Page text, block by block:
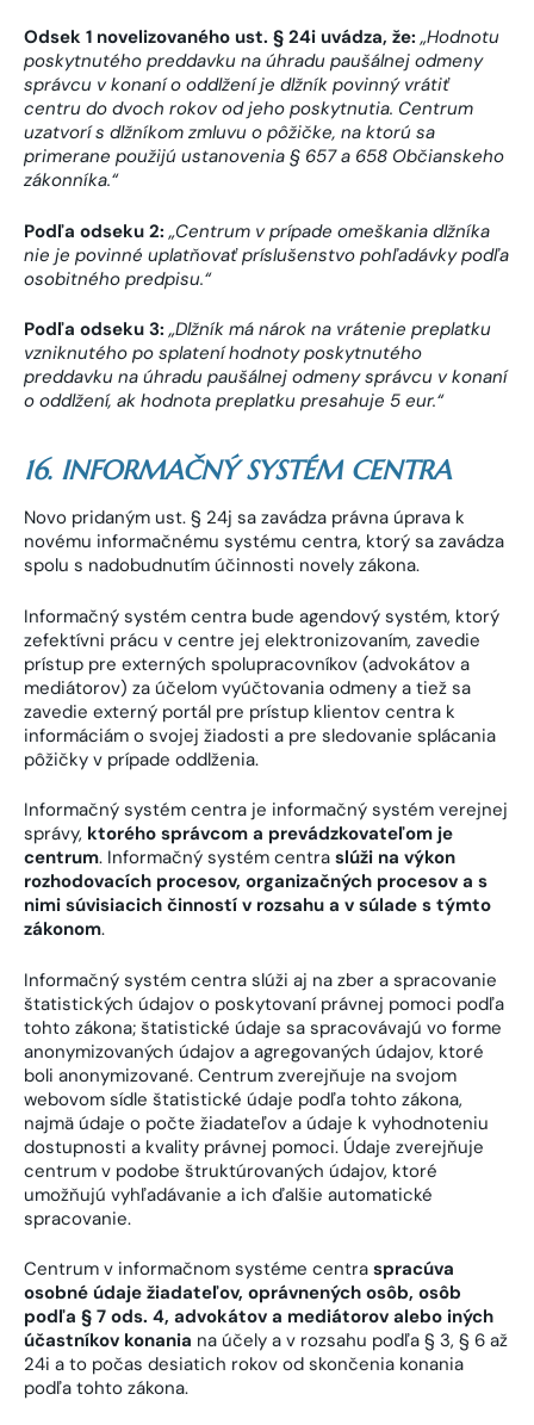
Odsek 1 novelizovaného ust. § 24i uvádza, že:„Hodnotu
poskytnutého preddavku na úhradu paušálnej odmeny
správcu v konaní o oddlžení je dlžník povinný vrátiť
centru do dvoch rokov od jeho poskytnutia. Centrum
uzatvorí s dlžníkom zmluvu o pôžičke, na ktorú sa
primerane použijú ustanovenia § 657 a 658 Občianskeho
zákonníka.“
Podľa odseku 2: „Centrum v prípade omeškania dlžníka
nie je povinné uplatňovať príslušenstvo pohľadávky podľa
osobitného predpisu.“
Podľa odseku 3: „Dlžník má nárok na vrátenie preplatku
vzniknutého po splatení hodnoty poskytnutého
preddavku na úhradu paušálnej odmeny správcu v konaní
o oddlžení, ak hodnota preplatku presahuje 5 eur.“
16. INFORMAČNÝ SYSTÉM CENTRA
Novo pridaným ust. § 24j sa zavádza právna úprava k
novému informačnému systému centra, ktorý sa zavádza
spolu s nadobudnutím účinnosti novely zákona.
Informačný systém centra bude agendový systém, ktorý
zefektívni prácu v centre jej elektronizovaním, zavedie
prístup pre externých spolupracovníkov (advokátov a
mediátorov) za účelom vyúčtovania odmeny a tiež sa
zavedie externý portál pre prístup klientov centra k
informáciám o svojej žiadosti a pre sledovanie splácania
pôžičky v prípade oddlženia.
Informačný systém centra je informačný systém verejnej
správy, ktorého správcom a prevádzkovateľom je
centrum. Informačný systém centra slúži na výkon
rozhodovacích procesov, organizačných procesov a s
nimi súvisiacich činností v rozsahu a v súlade s týmto
zákonom.
Informačný systém centra slúži aj na zber a spracovanie
štatistických údajov o poskytovaní právnej pomoci podľa
tohto zákona; štatistické údaje sa spracovávajú vo forme
anonymizovaných údajov a agregovaných údajov, ktoré
boli anonymizované. Centrum zverejňuje na svojom
webovom sídle štatistické údaje podľa tohto zákona,
najmä údaje o počte žiadateľov a údaje k vyhodnoteniu
dostupnosti a kvality právnej pomoci. Údaje zverejňuje
centrum v podobe štruktúrovaných údajov, ktoré
umožňujú vyhľadávanie a ich ďalšie automatické
spracovanie.
Centrum v informačnom systéme centra spracúva
osobné údaje žiadateľov, oprávnených osôb, osôb
podľa § 7 ods. 4, advokátov a mediátorov alebo iných
účastníkov konania na účely a v rozsahu podľa § 3, § 6 až
24i a to počas desiatich rokov od skončenia konania
podľa tohto zákona.